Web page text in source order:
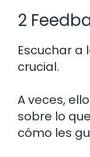
2
Escuchar a
crucial.
A veces,
sobre lo
cómo les